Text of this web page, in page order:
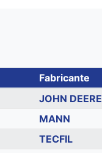
Fabricante
JOHN DEERE
MANN
TECFIL